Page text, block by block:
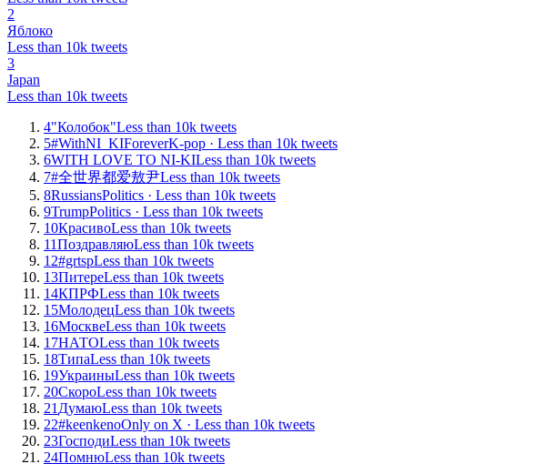
2
Яблоко
Less than 10k tweets
3
Japan
Less than 10k tweets
4"Колобок"Less than 10k tweets
5#WithNI_KIForeverK-pop · Less than 10k tweets
6WITH LOVE TO NI-KILess than 10k tweets
7#全世界都爱敖尹Less than 10k tweets
8RussiansPolitics · Less than 10k tweets
9TrumpPolitics · Less than 10k tweets
10КрасивоLess than 10k tweets
11ПоздравляюLess than 10k tweets
12#grtspLess than 10k tweets
13ПитереLess than 10k tweets
14КПРФLess than 10k tweets
15МолодецLess than 10k tweets
16МосквеLess than 10k tweets
17НАТОLess than 10k tweets
18ТипаLess than 10k tweets
19УкраиныLess than 10k tweets
20СкороLess than 10k tweets
21 ДумаюLess than 10k tweets
22#keenkenoOnly on X · Less than 10k tweets
23ГосподиLess than 10k tweets
24ПомнюLess than 10k tweets